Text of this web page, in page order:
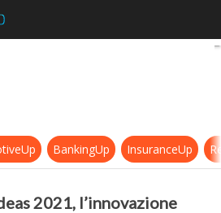
Open-F@b Call4Ideas 2021,
BankingUp InsuranceUp
2021, l’innovazione